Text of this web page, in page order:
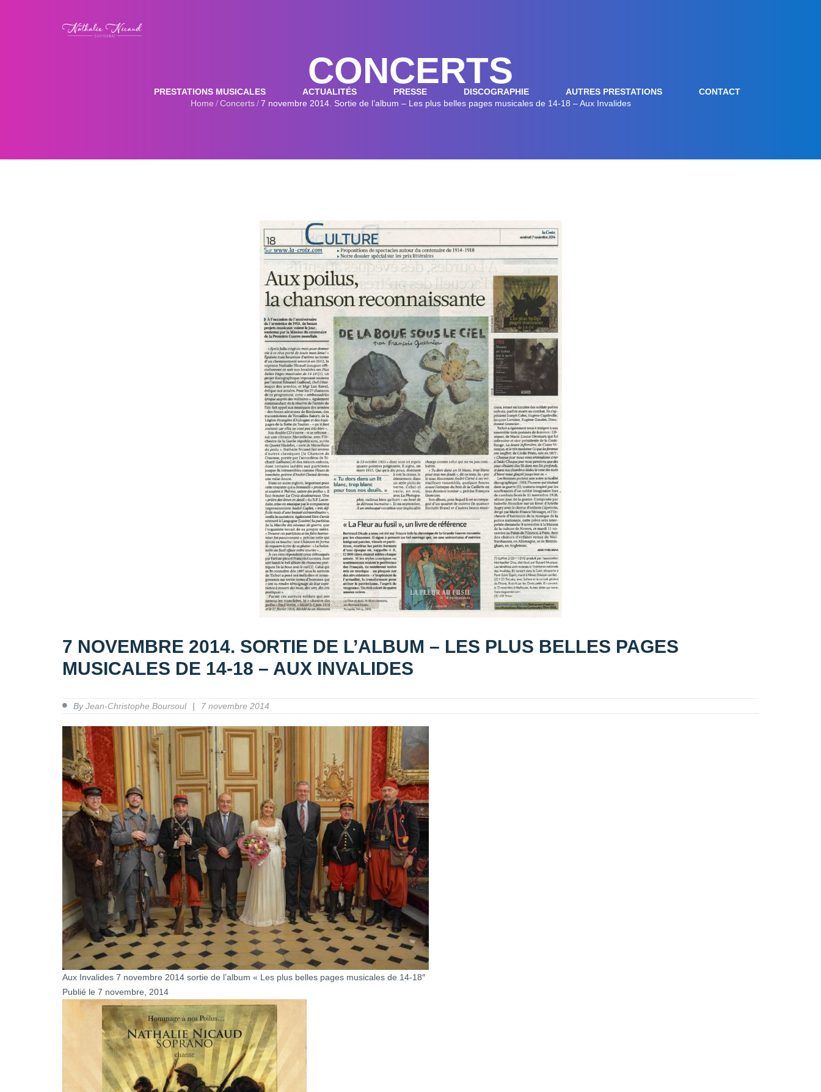
PRESTATIONS MUSICALES ACTUALITÉS PRESSE DISCOGRAPHIE AUTRES PRESTATIONS CONTACT
CONCERTS
Home Concerts 7 novembre 2014. Sortie de l’album – Les plus belles pages musicales de 14-18 – Aux Invalides
7 NOVEMBRE 2014. SORTIE DE L’ALBUM – LES PLUS BELLES PAGES
MUSICALES DE 14-18 – AUX INVALIDES
ByJean-Christophe Boursoul 7 novembre 2014
Aux Invalides 7 novembre 2014 sortie de l’album « Les plus belles pages musicales de 14-18″
Publié le 7 novembre, 2014